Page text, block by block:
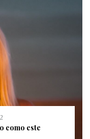
como este